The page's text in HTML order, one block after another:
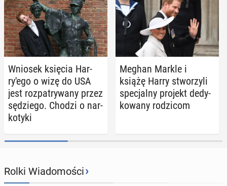
Wniosek księcia Har­
ry­'e­go o wizę do USA
jest roz­pa­try­wa­ny przez
sę­dzie­go. Chodzi o nar­
ko­ty­ki
Meghan Markle i
książę Harry stwo­rzy­li
spe­cjal­ny projekt de­dy­
ko­wa­ny ro­dzi­com
Rolki Wiadomości›